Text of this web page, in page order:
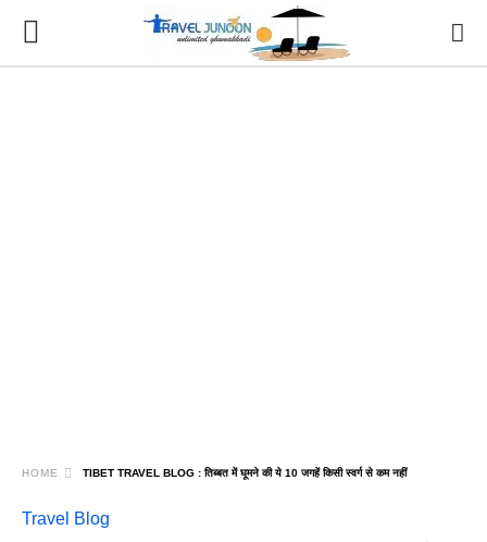
HOME TIBET TRAVEL BLOG : तिब्बत में घूमने की ये 10 जगहें किसी स्वर्ग से कम नहीं
Travel Blog